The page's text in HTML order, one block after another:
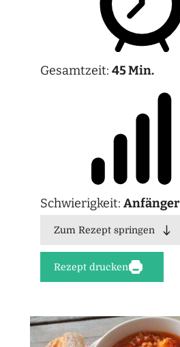
Gesamtzeit: 45 Min.
Schwierigkeit: Anfänger
Zum Rezept springen
Rezept drucken